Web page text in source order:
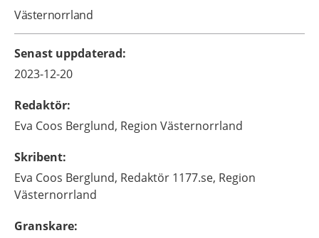
Västernorrland
Senast uppdaterad:
2023-12-20
Redaktör:
Eva Coos Berglund, Region Västernorrland
Skribent:
Eva Coos Berglund, Redaktör 1177.se, Region
Västernorrland
Granskare: